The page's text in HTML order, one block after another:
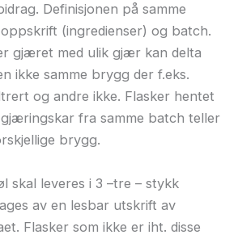
Definisjonen på samme
(ingredienser) og batch.
gjæret med ulik gjær kan delta
ikke samme brygg der f.eks.
og andre ikke. Flasker hentet
fra samme batch teller
brygg.
skal leveres i 3 –tre – stykk
av en lesbar utskrift av
Flasker som ikke er iht. disse